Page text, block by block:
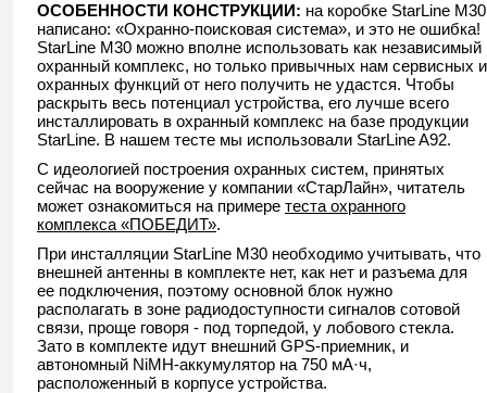
ОСОБЕННОСТИ КОНСТРУКЦИИ: на коробке StarLine M30
написано: «Охранно-поисковая система», и это не ошибка!
StarLine M30 можно вполне использовать как независимый
охранный комплекс, но только привычных нам сервисных и
охранных функций от него получить не удастся. Чтобы
раскрыть весь потенциал устройства, его лучше всего
инсталлировать в охранный комплекс на базе продукции
StarLine. В нашем тесте мы использовали StarLine A92.
С идеологией построения охранных систем, принятых
сейчас на вооружение у компании «СтарЛайн», читатель
может ознакомиться на примере теста охранного
комплекса «ПОБЕДИТ».
При инсталляции StarLine M30 необходимо учитывать, что
внешней антенны в комплекте нет, как нет и разъема для
ее подключения, поэтому основной блок нужно
располагать в зоне радиодоступности сигналов сотовой
связи, проще говоря - под торпедой, у лобового стекла.
Зато в комплекте идут внешний GPS-приемник, и
автономный NiMH-аккумулятор на 750 мА·ч,
расположенный в корпусе устройства.